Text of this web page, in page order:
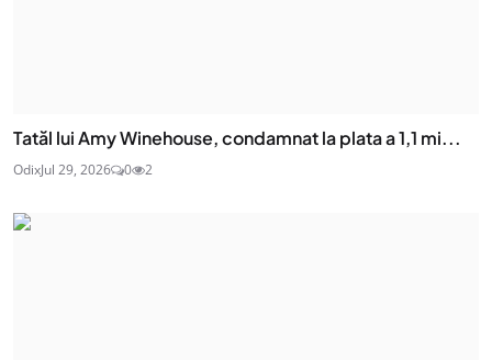
Tatăl lui Amy Winehouse, condamnat la plata a 1,1 mi...
OdixJul 29, 2026 0 2